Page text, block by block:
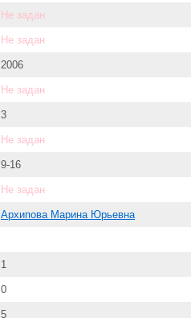
Не задан
Не задан
2006
Не задан
3
Не задан
9-16
Не задан
Архипова Марина Юрьевна
1
0
5